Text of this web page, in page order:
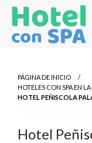
Saltar
contenido
PÁGINA DE INICIO
HOTELES CON SPA EN
HOTEL PEÑISCOLA
Hotel